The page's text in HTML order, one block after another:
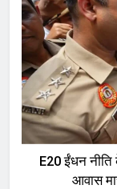
E20 ईंधन
आवास